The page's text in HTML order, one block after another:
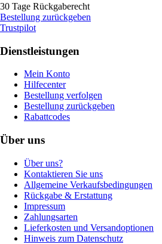
30 Tage Rückgaberecht
Bestellung zurückgeben
Trustpilot
Dienstleistungen
Mein Konto
Hilfecenter
Bestellung verfolgen
Bestellung zurückgeben
Rabattcodes
Über uns
Über uns?
Kontaktieren Sie uns
Allgemeine Verkaufsbedingungen
Rückgabe & Erstattung
Impressum
Zahlungsarten
Lieferkosten und Versandoptionen
Hinweis zum Datenschutz